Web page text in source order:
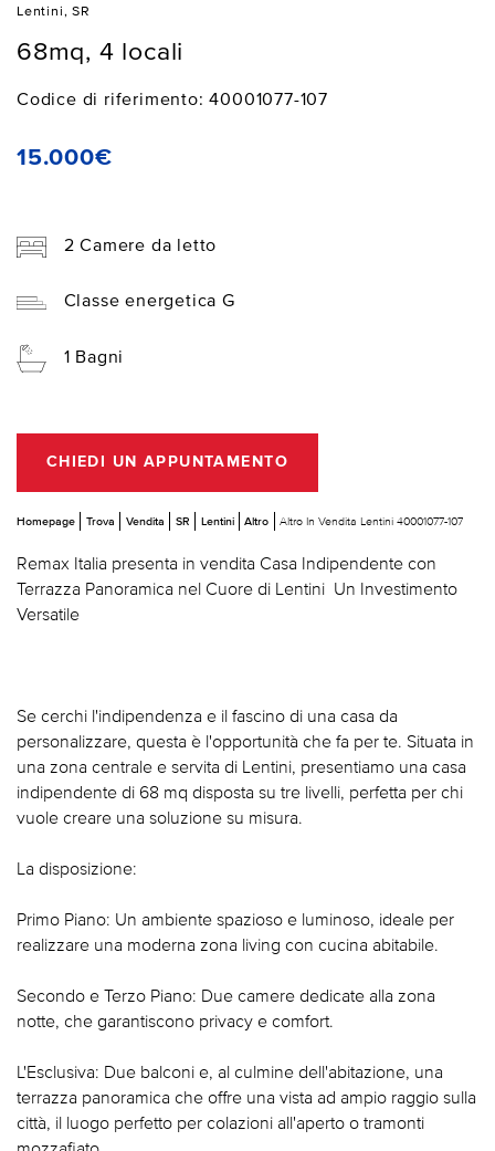
Lentini, SR
68mq, 4 locali
Codice di riferimento: 40001077-107
15.000€
2 Camere da letto
Classe energetica G
1 Bagni
CHIEDI UN APPUNTAMENTO
Homepage Trova Vendita SR Lentini Altro Altro In Vendita Lentini 40001077-107
Remax Italia presenta in vendita Casa Indipendente con
Terrazza Panoramica nel Cuore di Lentini  Un Investimento
Versatile
Se cerchi l'indipendenza e il fascino di una casa da
personalizzare, questa è l'opportunità che fa per te. Situata in
una zona centrale e servita di Lentini, presentiamo una casa
indipendente di 68 mq disposta su tre livelli, perfetta per chi
vuole creare una soluzione su misura.
La disposizione:
Primo Piano: Un ambiente spazioso e luminoso, ideale per
realizzare una moderna zona living con cucina abitabile.
Secondo e Terzo Piano: Due camere dedicate alla zona
notte, che garantiscono privacy e comfort.
L'Esclusiva: Due balconi e, al culmine dell'abitazione, una
terrazza panoramica che offre una vista ad ampio raggio sulla
città, il luogo perfetto per colazioni all'aperto o tramonti